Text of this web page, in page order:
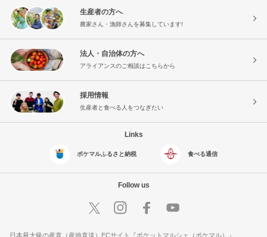
生産者の方へ
農家さん・漁師さんを募集しています!
法人・自治体の方へ
アライアンスのご相談はこちらから
採用情報
生産者と食べる人をつなぎたい
Links
ポケマルふるさと納税 食べる通信
Follow us
日本最大級の産直（産地直送）ECサイト『ポケットマルシェ（ポケマル）』